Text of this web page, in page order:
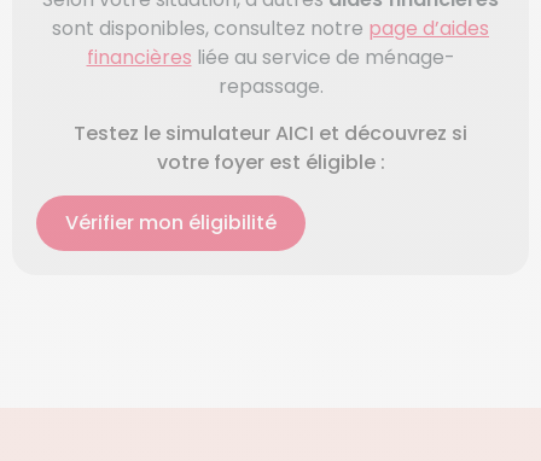
sont disponibles, consultez notre page d’aides
financières liée au service de ménage-
repassage.
Testez le simulateur AICI et découvrez si
votre foyer est éligible :
Vérifier mon éligibilité